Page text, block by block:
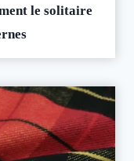
le solitaire